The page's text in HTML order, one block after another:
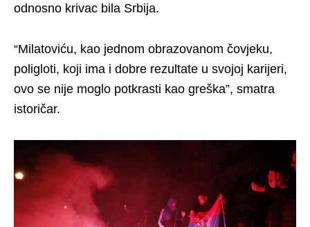
odnosno krivac bila Srbija.
“Milatoviću, kao jednom obrazovanom čovjeku,
poligloti, koji ima i dobre rezultate u svojoj karijeri,
ovo se nije moglo potkrasti kao greška”, smatra
istoričar.